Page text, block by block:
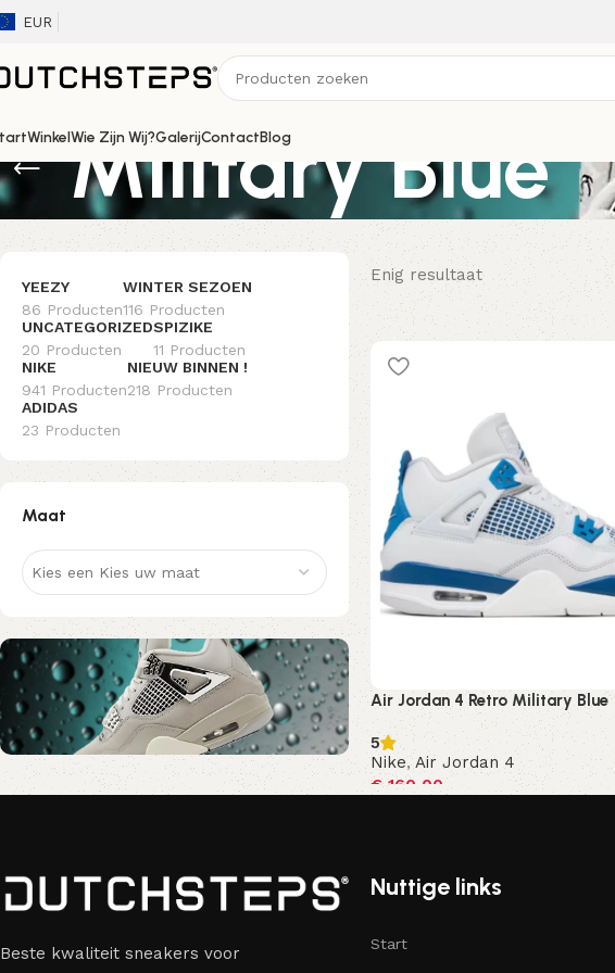
EUR
WinkelWie Zijn Wij?GalerijContactBlog
'Military Blue'
YEEZY
86 Producten
WINTER SEZOEN
116 Producten
UNCATEGORIZED
20 Producten
SPIZIKE
11 Producten
NIKE
941 Producten
NIEUW BINNEN !
218 Producten
ADIDAS
23 Producten
Maat
Kies een Kies uw maat
Nu kortingscode Korting10
Enig resultaat
Air Jordan 4 Retro Military Blue
5
Nike,Air Jordan 4
€160,00
Beste kwaliteit sneakers voor
Nuttige links
Start